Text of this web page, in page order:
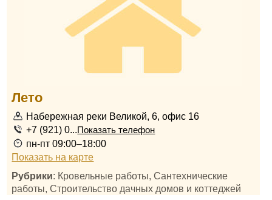
Лето
Набережная реки Великой, 6, офис 16
+7 (921) 0...Показать телефон
пн-пт 09:00–18:00
Показать на карте
Рубрики: Кровельные работы, Сантехнические
работы, Строительство дачных домов и коттеджей